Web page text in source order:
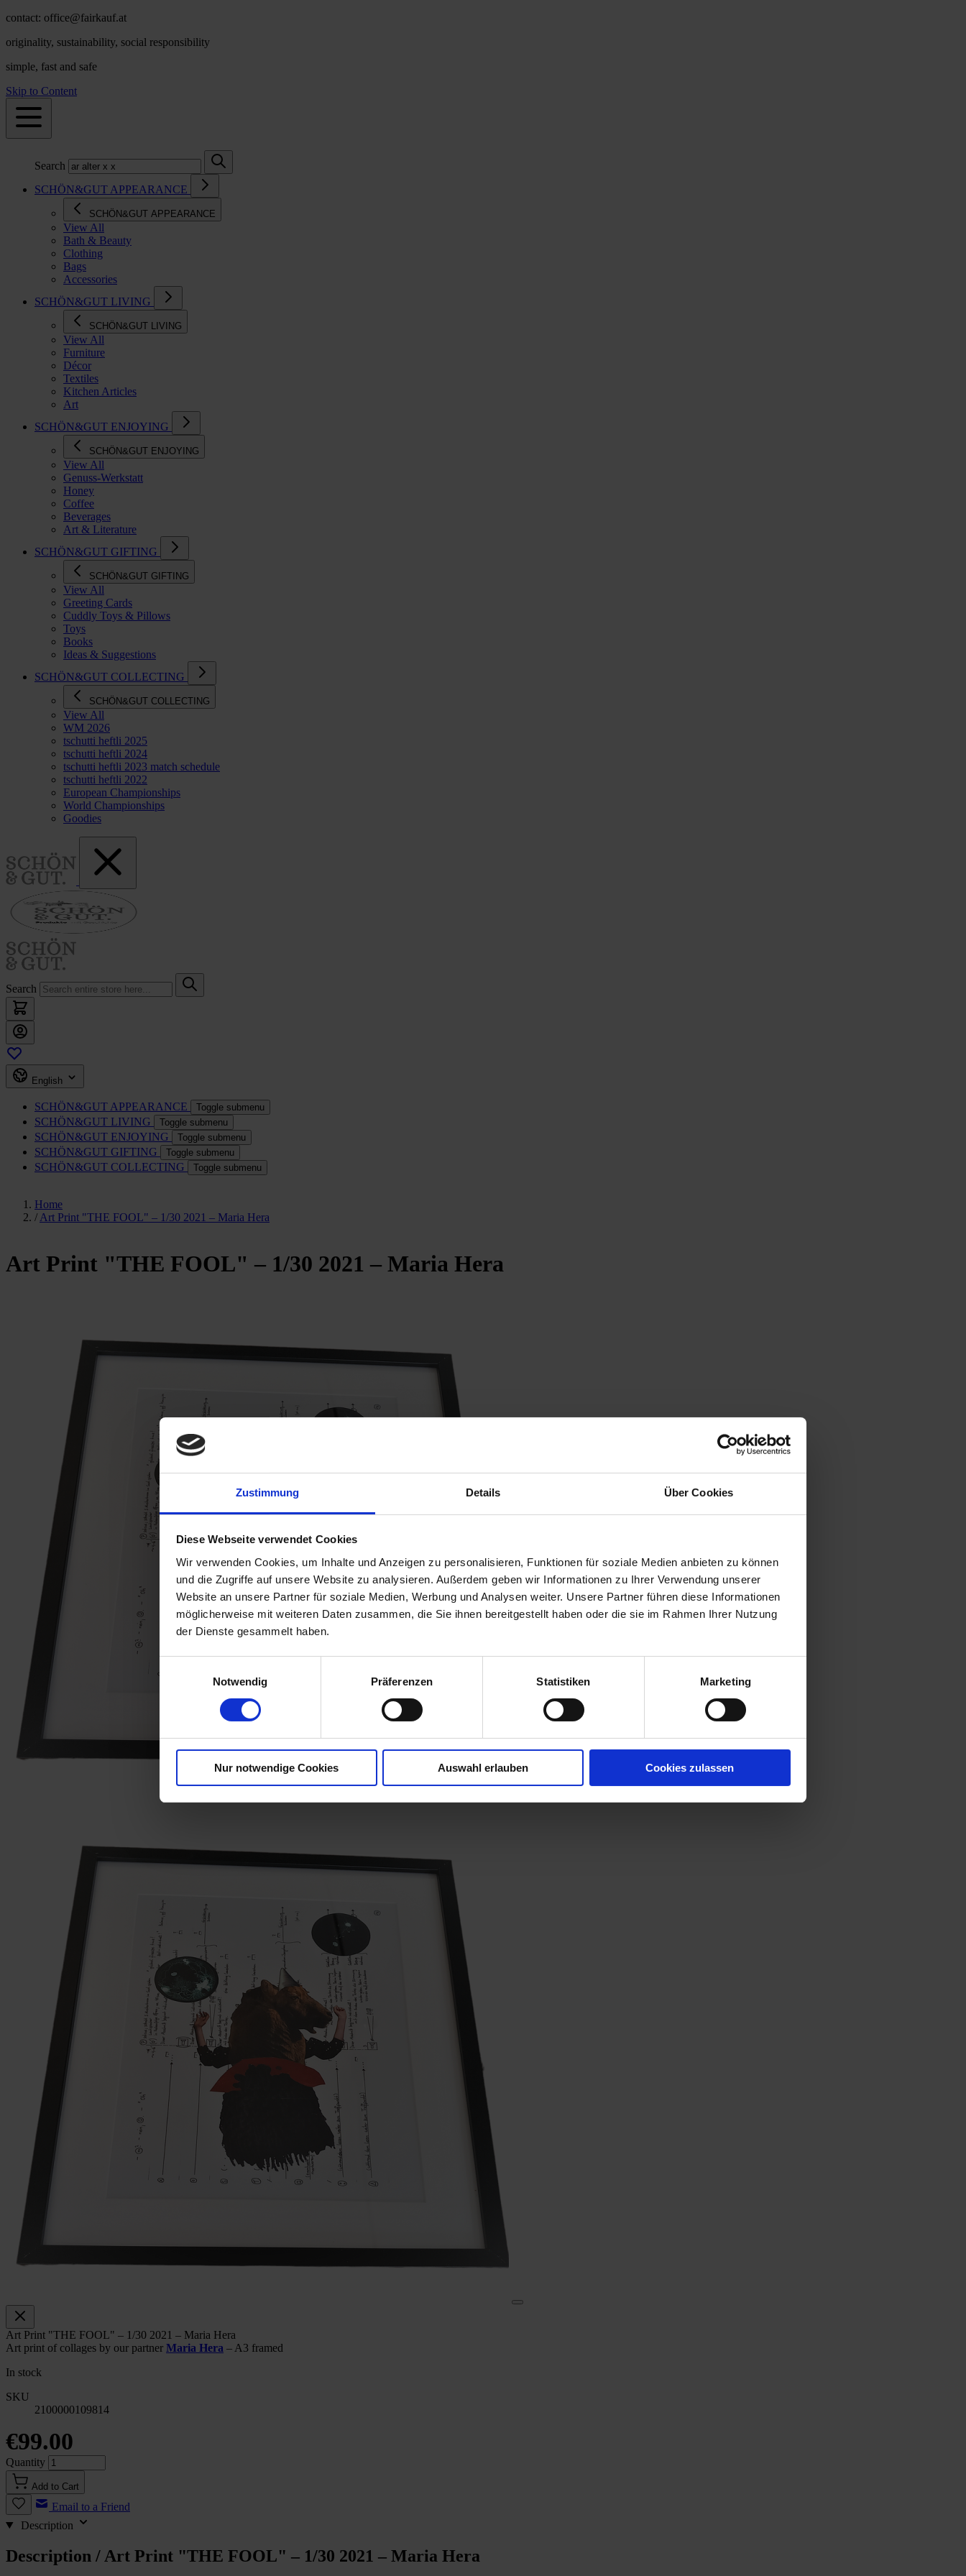
Zustimmung Details Über Cookies
Diese Webseite verwendet Cookies
Wir verwenden Cookies, um Inhalte und Anzeigen zu personalisieren, Funktionen für soziale Medien anbieten zu können
und die Zugriffe auf unsere Website zu analysieren. Außerdem geben wir Informationen zu Ihrer Verwendung unserer
Website an unsere Partner für soziale Medien, Werbung und Analysen weiter. Unsere Partner führen diese Informationen
möglicherweise mit weiteren Daten zusammen, die Sie ihnen bereitgestellt haben oder die sie im Rahmen Ihrer Nutzung
der Dienste gesammelt haben.
Notwendig
Präferenzen Statistiken Marketing
Nur notwendige Cookies Auswahl erlauben Cookies zulassen
contact: office@fairkauf.at
originality, sustainability, social responsibility
simple, fast and safe
Skip to Content
Search
SCHÖN&GUT APPEARANCE
SCHÖN&GUT APPEARANCE
View All
Bath & Beauty
Clothing
Bags
Accessories
SCHÖN&GUT LIVING
SCHÖN&GUT LIVING
View All
Furniture
Décor
Textiles
Kitchen Articles
Art
SCHÖN&GUT ENJOYING
SCHÖN&GUT ENJOYING
View All
Genuss-Werkstatt
Honey
Coffee
Beverages
Art & Literature
SCHÖN&GUT GIFTING
SCHÖN&GUT GIFTING
View All
Greeting Cards
Cuddly Toys & Pillows
Toys
Books
Ideas & Suggestions
SCHÖN&GUT COLLECTING
SCHÖN&GUT COLLECTING
View All
WM 2026
tschutti heftli 2025
tschutti heftli 2024
tschutti heftli 2023 match schedule
tschutti heftli 2022
European Championships
World Championships
Goodies
Search
English
SCHÖN&GUT APPEARANCE Toggle submenu
SCHÖN&GUT LIVING Toggle submenu
SCHÖN&GUT ENJOYING Toggle submenu
SCHÖN&GUT GIFTING Toggle submenu
SCHÖN&GUT COLLECTING Toggle submenu
Home
/ Art Print "THE FOOL" – 1/30 2021 – Maria Hera
Art Print "THE FOOL" – 1/30 2021 – Maria Hera
Art Print "THE FOOL" – 1/30 2021 – Maria Hera
Art print of collages by our partner Maria Hera – A3 framed
In stock
SKU
2100000109814
€99.00
Quantity
Add to Cart
Email to a Friend
Description
Description / Art Print "THE FOOL" – 1/30 2021 – Maria Hera